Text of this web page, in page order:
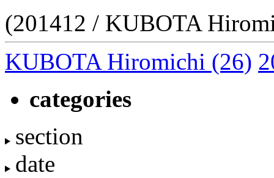
(201412 / KUBOTA
KUBOTA Hiromichi (26)
categories
section
date